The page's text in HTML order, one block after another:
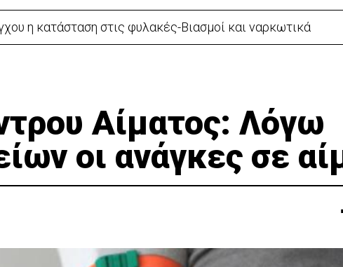
Παρίστανε τον εισαγωγέα αυτοκινήτων και άρπαξε
Αίματος: Λόγω
οι ανάγκες σε